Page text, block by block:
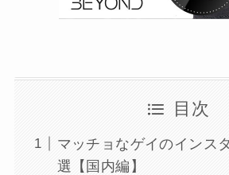
目次
マッチョなゲイのインス
選【国内編】